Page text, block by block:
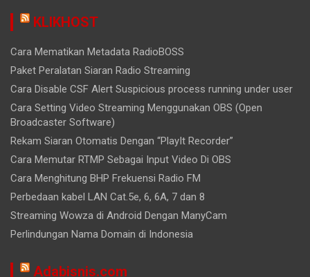
KLIKHOST
Cara Mematikan Metadata RadioBOSS
Paket Peralatan Siaran Radio Streaming
Cara Disable CSF Alert Suspicious process running under user
Cara Setting Video Streaming Menggunakan OBS (Open
Broadcaster Software)
Rekam Siaran Otomatis Dengan “PlayIt Recorder”
Cara Memutar RTMP Sebagai Input Video Di OBS
Cara Menghitung BHP Frekuensi Radio FM
Perbedaan kabel LAN Cat.5e, 6, 6A, 7 dan 8
Streaming Wowza di Android Dengan ManyCam
Perlindungan Nama Domain di Indonesia
Adabisnis.com